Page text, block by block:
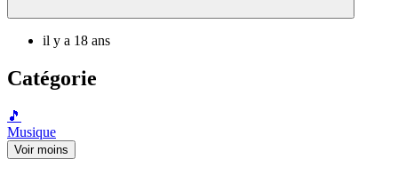
il y a 18 ans
Catégorie
🎵
Musique
Voir moins